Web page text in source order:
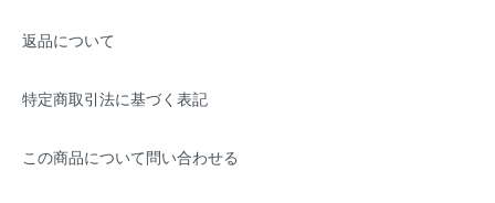
返品について
特定商取引法に基づく表記
この商品について問い合わせる